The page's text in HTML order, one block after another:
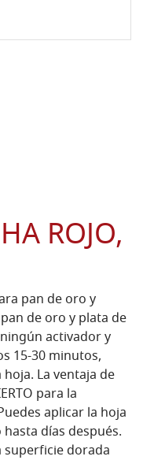
ROJO,
pan de oro y
de oro y plata de
activador y
15-30 minutos,
La ventaja de
para la
aplicar la hoja
días después.
dorada